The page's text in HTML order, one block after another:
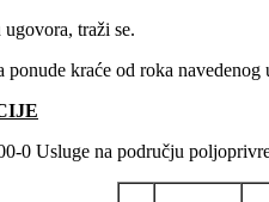
traži se.
ponude kraće od roka
0 Usluge na području